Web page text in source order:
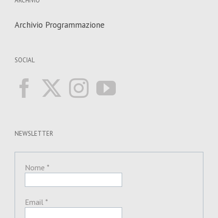
Archivio Programmazione
SOCIAL
NEWSLETTER
Nome *
Email *